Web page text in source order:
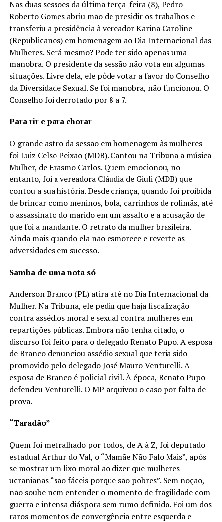
Nas duas sessões da última terça-feira (8), Pedro
Roberto Gomes abriu mão de presidir os trabalhos e
transferiu a presidência à vereador Karina Caroline
(Republicanos) em homenagem ao Dia Internacional das
Mulheres. Será mesmo? Pode ter sido apenas uma
manobra. O presidente da sessão não vota em algumas
situações. Livre dela, ele pôde votar a favor do Conselho
da Diversidade Sexual. Se foi manobra, não funcionou. O
Conselho foi derrotado por 8 a 7.
Para rir e para chorar
O grande astro da sessão em homenagem às mulheres
foi Luiz Celso Peixão (MDB). Cantou na Tribuna a música
Mulher, de Erasmo Carlos. Quem emocionou, no
entanto, foi a vereadora Cláudia de Giuli (MDB) que
contou a sua história. Desde criança, quando foi proibida
de brincar como meninos, bola, carrinhos de rolimãs, até
o assassinato do marido em um assalto e a acusação de
que foi a mandante. O retrato da mulher brasileira.
Ainda mais quando ela não esmorece e reverte as
adversidades em sucesso.
Samba de uma nota só
Anderson Branco (PL) atira até no Dia Internacional da
Mulher. Na Tribuna, ele pediu que haja fiscalização
contra assédios moral e sexual contra mulheres em
repartições públicas. Embora não tenha citado, o
discurso foi feito para o delegado Renato Pupo. A esposa
de Branco denunciou assédio sexual que teria sido
promovido pelo delegado José Mauro Venturelli. A
esposa de Branco é policial civil. À época, Renato Pupo
defendeu Venturelli. O MP arquivou o caso por falta de
prova.
“Taradão”
Quem foi metralhado por todos, de A à Z, foi deputado
estadual Arthur do Val, o “Mamãe Não Falo Mais”, após
se mostrar um lixo moral ao dizer que mulheres
ucranianas “são fáceis porque são pobres”. Sem noção,
não soube nem entender o momento de fragilidade com
guerra e intensa diáspora sem rumo definido. Foi um dos
raros momentos de convergência entre esquerda e